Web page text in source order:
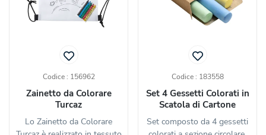
Codice : 156962
Zainetto da Colorare
Turcaz
Lo Zainetto da Colorare
Codice : 183558
Set 4 Gessetti Colorati in
Scatola di Cartone
Set composto da 4 gessetti